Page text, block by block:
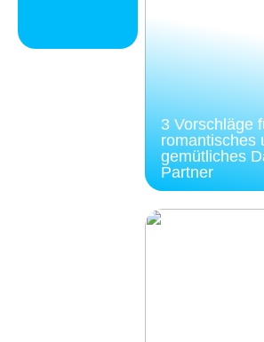
3 Vorschläge
romantisches
gemütliches
Partner